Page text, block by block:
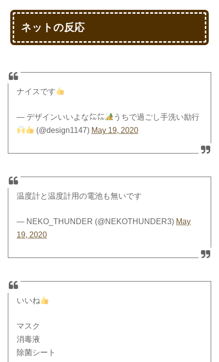
ネットの反応
ナイスです
— デザインいいよな㍍㍍
うちで過ごし手洗い励行
(@design1147) May 19, 2020
温度計と温度計用の電池も無いです
— NEKO_THUNDER (@NEKOTHUNDER3) May
19, 2020
いいね
マスク
消毒液
除菌シート